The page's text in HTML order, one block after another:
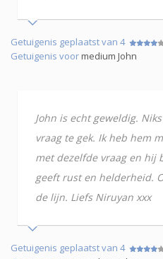
Getuigenis geplaatst van 4
Getuigenis voormedium John
John is echt geweldig.
vraag te gek. Ik heb hem
met dezelfde vraag en
geeft rust en helderheid.
de lijn. Liefs Niruyan xxx
Getuigenis geplaatst van 4